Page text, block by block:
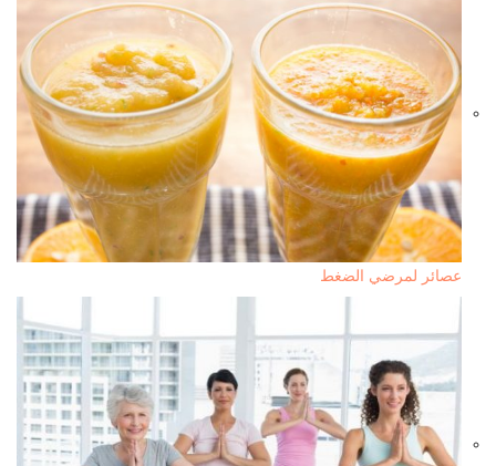
عصائر لمرضي الضغط